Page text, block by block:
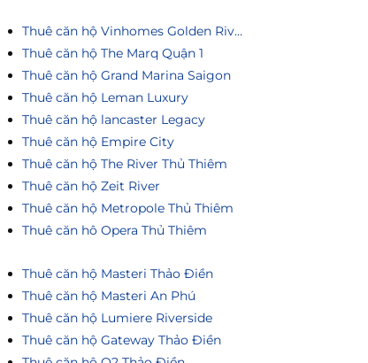
Thuê căn hộ Vinhomes Golden River
Thuê căn hộ The Marq Quận 1
Thuê căn hộ Grand Marina Saigon
Thuê căn hộ Leman Luxury
Thuê căn hộ lancaster Legacy
Thuê căn hộ Empire City
Thuê căn hộ The River Thủ Thiêm
Thuê căn hộ Zeit River
Thuê căn hộ Metropole Thủ Thiêm
Thuê căn hô Opera Thủ Thiêm
Thuê căn hộ Masteri Thảo Điền
Thuê căn hộ Masteri An Phú
Thuê căn hộ Lumiere Riverside
Thuê căn hộ Gateway Thảo Điền